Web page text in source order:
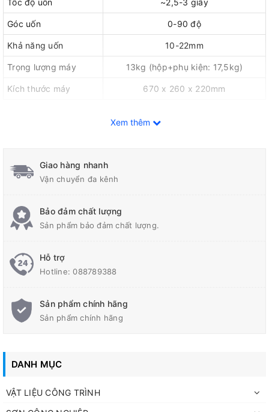
Góc uốn 0-90 độ
Khả năng uốn 10-22mm
Trọng lượng máy 13kg (hộp+phụ kiện: 17,5kg)
Kích thước máy 670 x 260 x 220mm
- Công suất và hiệu suất:
Máy uốn sắt thủy
Xem thêm
Giao hàng nhanh
Vận chuyển đa kênh
Bảo đảm chất lượng
Sản phẩm bảo đảm chất lượng.
Hỗ trợ
Hotline:088789388
Sản phẩm chính hãng
Sản phẩm chính hãng
DANH MỤC
VẬT LIỆU CÔNG TRÌNH